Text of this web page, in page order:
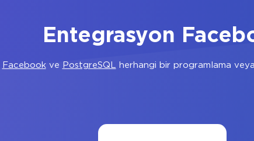
Entegrasyon
Facebookve PostgreSQL herhangi bir programlama